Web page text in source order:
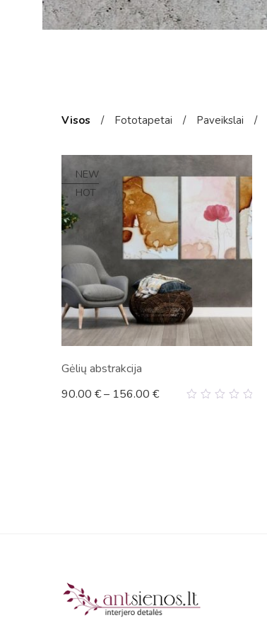
Visos / Fototapetai / Paveikslai /
NEW
HOT
Gėlių abstrakcija
90.00 €– 156.00 €